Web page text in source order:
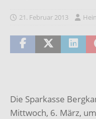
21. Februar 2013
Die Sparkasse
Mittwoch, 6. März,